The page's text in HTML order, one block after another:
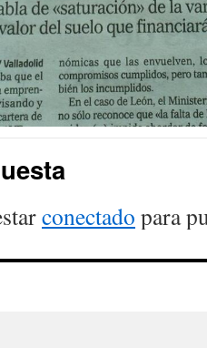
conectado para